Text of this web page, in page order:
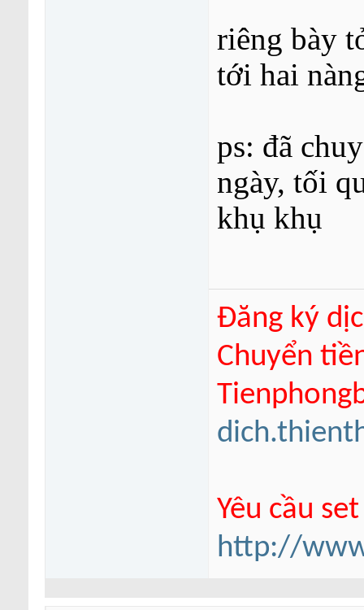
riêng bày
tới hai
ps: đã
ngày, tối
khụ khụ
Đăng ký
Chuyển
Yêu cầu
http://